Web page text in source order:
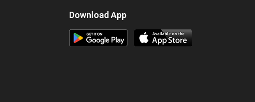
Download App